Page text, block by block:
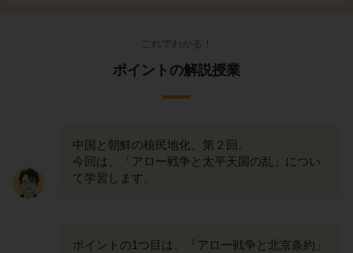
これでわかる！
ポイントの解説授業
中国と朝鮮の植民地化、第２回。
今回は、「アロー戦争と太平天国の乱」につい
て学習します。
ポイントの1つ目は、「アロー戦争と北京条約」